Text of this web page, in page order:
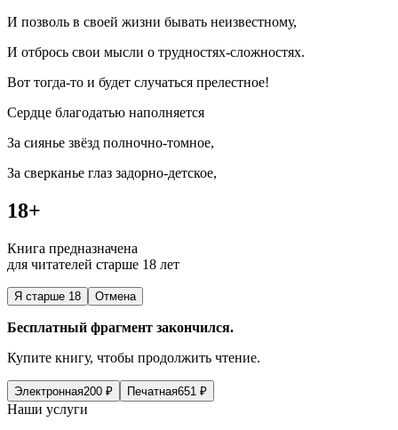
И позволь в своей жизни бывать неизвестному,
И отбрось свои мысли о трудностях-сложностях.
Вот тогда-то и будет случаться прелестное!
Сердце благодатью наполняется
За сиянье звёзд полночно-томное,
За сверканье глаз задорно-детское,
18+
Книга предназначена
для читателей старше 18 лет
Я старше 18 Отмена
Бесплатный фрагмент закончился.
Купите книгу, чтобы продолжить чтение.
Электронная200 ₽ Печатная651 ₽
Наши услуги